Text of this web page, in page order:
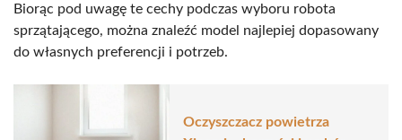
Biorąc pod uwagę te cechy podczas wyboru robota
sprzątającego, można znaleźć model najlepiej dopasowany
do własnych preferencji i potrzeb.
Oczyszczacz powietrza